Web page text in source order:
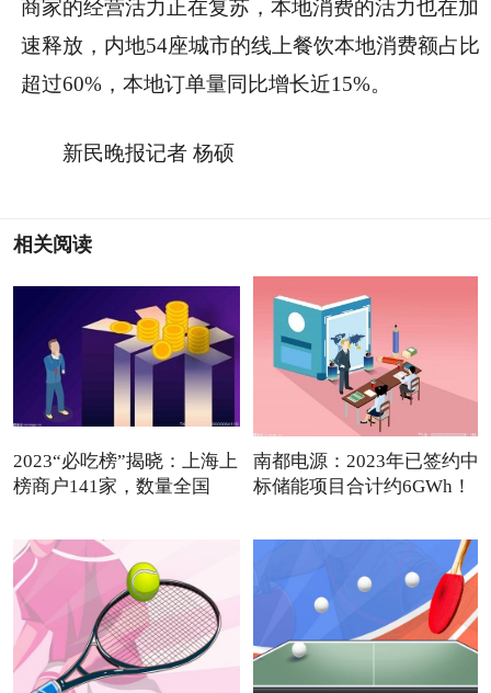
商家的经营活力正在复苏，本地消费的活力也在加
速释放，内地54座城市的线上餐饮本地消费额占比
超过60%，本地订单量同比增长近15%。
新民晚报记者 杨硕
相关阅读
2023“必吃榜”揭晓：上海上
榜商户141家，数量全国
南都电源：2023年已签约中
标储能项目合计约6GWh！